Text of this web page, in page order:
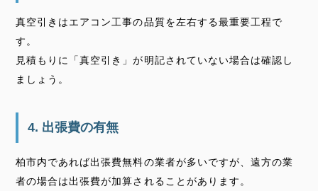
真空引きはエアコン工事の品質を左右する最重要工程で
す。
見積もりに「真空引き」が明記されていない場合は確認し
ましょう。
4. 出張費の有無
柏市内であれば出張費無料の業者が多いですが、遠方の業
者の場合は出張費が加算されることがあります。